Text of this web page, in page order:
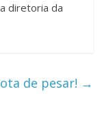
diretoria da
de pesar! →